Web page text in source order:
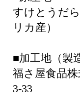
すけとうだ
リカ産）
■加工地（製
福さ屋食品
3-33